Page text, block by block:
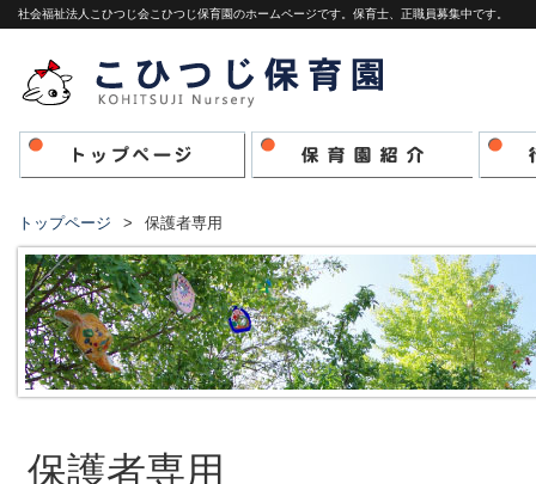
社会福祉法人こひつじ会こひつじ保育園のホームページです。保育士、正職員募集中です。
トップページ 保護者専用
保護者専用